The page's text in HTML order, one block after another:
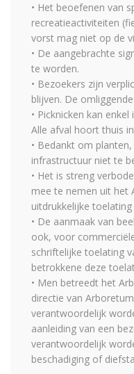
• Het beoefenen van
recreatieactiviteiten
vorst mag niet op de
• De aangebrachte
te worden.
• Bezoekers zijn
blijven. De
• Picknicken kan
Alle afval hoort thuis
• Bedankt om
infrastructuur niet te
• Het is streng
mee te nemen uit het
uitdrukkelijke
• De aanmaak van
ook, voor
schriftelijke toelating
betrokkene deze
• Men betreedt het
directie van
verantwoordelijk
aanleiding van een
verantwoordelijk
beschadiging of